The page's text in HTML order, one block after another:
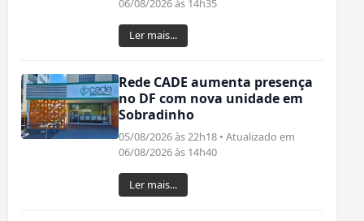
Ler mais...
Rede CADE aumenta presença
no DF com nova unidade em
Sobradinho
05/08/2026 às 22h18 • Atualizado em
06/08/2026 às 14h40
Ler mais...